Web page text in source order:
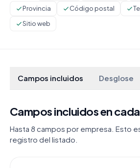
Provincia
Código postal
Sitio web
Campos incluidos Desglose
Campos incluidos en
Hasta 8 campos por empresa. Esto
registro del listado.